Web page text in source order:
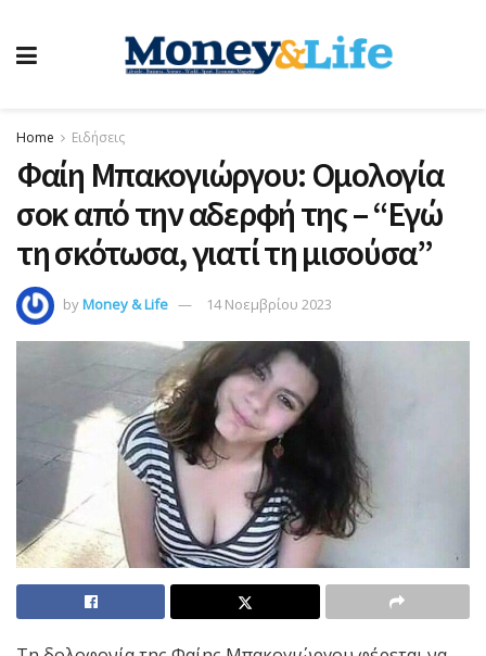
Home Ειδήσεις
Φαίη Μπακογιώργου: Ομολογία
σοκ από την αδερφή της – “Εγώ
τη σκότωσα, γιατί τη μισούσα”
byMoney & Life 14 Νοεμβρίου 2023